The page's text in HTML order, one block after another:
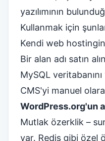
yazılımının
Kullanmak için
Kendi web
Bir alan adı satın alın
MySQL veritabanını
CMS'yi manuel
WordPress.org'un
Mutlak özerklik –
var. Redis gibi özel